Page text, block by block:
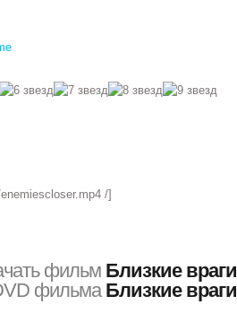
/]
фильм Близкие враги
фильмаБлизкие враги